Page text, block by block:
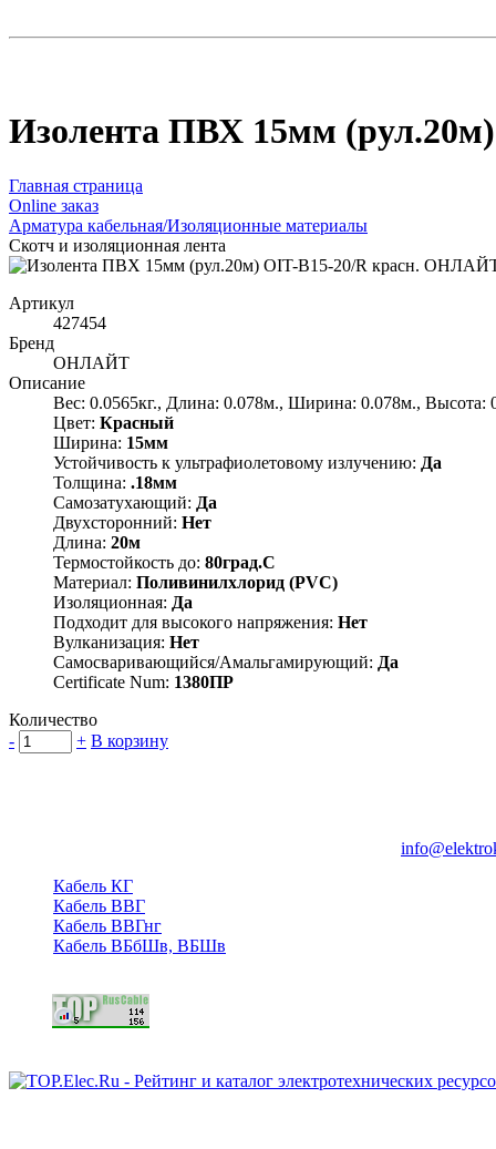
Изолента ПВХ 15мм
Главная страница
Оnline заказ
Арматура кабельная/Изоляционные материалы
Скотч и изоляционная лента
Артикул
427454
Бренд
ОНЛАЙТ
Описание
Вес: 0.0565кг., Длина: 0.078м., Ширина: 0.078м., Высота:
Цвет: Красный
Ширина: 15мм
Устойчивость к ультрафиолетовому излучению: Да
Толщина: .18мм
Самозатухающий: Да
Двухсторонний: Нет
Длина: 20м
Термостойкость до: 80град.C
Материал: Поливинилхлорид (PVC)
Изоляционная: Да
Подходит для высокого напряжения: Нет
Вулканизация: Нет
Самосваривающийся/Амальгамирующий: Да
Certificate Num: 1380ПР
Количество
-
+ В корзину
Кабель КГ
Кабель ВВГ
Кабель ВВГнг
Кабель ВБбШв, ВБШв